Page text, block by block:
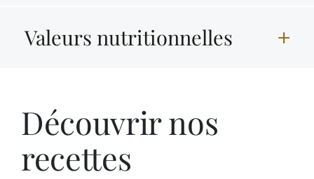
Valeurs nutritionnelles
Découvrir nos
recettes